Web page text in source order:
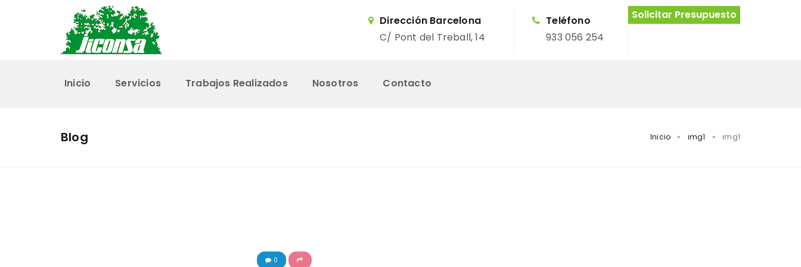
Dirección Barcelona
C/ Pont del Treball, 14
Teléfono
933 056 254
Solicitar Presupuesto
Inicio Servicios Trabajos Realizados Nosotros Contacto
Blog Inicio » img1 » img1
0